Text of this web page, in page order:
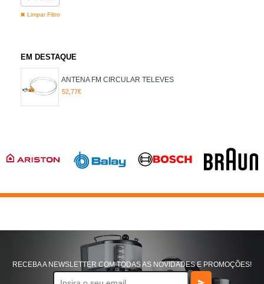
Limpar Filtro
EM DESTAQUE
ANTENA FM CIRCULAR TELEVES
52,77€
RECEBA A NEWSLETTER COM TODAS AS NOVIDADES E PROMOÇÕES!